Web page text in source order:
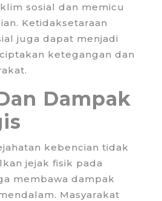
sosial dan memicu
Ketidaksetaraan
juga dapat menjadi
ketegangan dan
Dampak
kebencian tidak
jejak fisik pada
membawa dampak
Masyarakat